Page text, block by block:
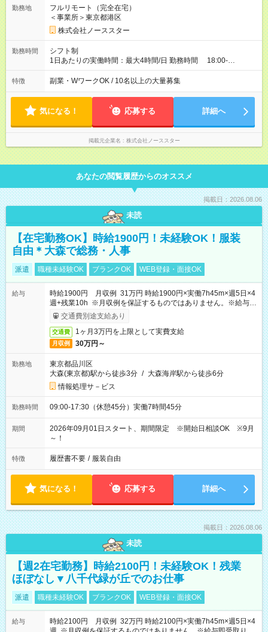
勤務地
フルリモート（完全在宅）
＜事業所＞東京都港区
株式会社ノーススター
勤務時間
シフト制
1日あたりの実働時間：最大4時間/日 勤務時間 18:00-
22:00（固定） 週3日以上
特徴 副業・WワークOK / 10名以上の大量募集
気になる！ 応募する 詳細へ
掲載元企業名 株式会社ノーススター
あなたの閲覧履歴からのオススメ
掲載日：2026.08.06
未読
【在宅勤務OK】時給1900円！未経験OK！服装
自由＊大森で総務・人事
派遣 職種未経験OK ブランクOK WEB登録・面接OK
給与
時給1900円 月収例 31万円 時給1900円×実働7h45m×週5日×4
週+残業10h ※月収例を保証するものではありません。※給与即
受取りサービス利用可（利用条件有）
交通費別途支給あり
交通費 1ヶ月3万円を上限として実費支給
月収例 30万円～
勤務地
東京都品川区
大森(東京都)駅から徒歩3分 / 大森海岸駅から徒歩6分
情報処理サ－ビス
勤務時間 09:00-17:30（休憩45分）実働7時間45分
期間
2026年09月01日スタート、期間限定 ※開始日相談OK ※9月
～！
特徴 履歴書不要 / 服装自由
気になる！ 応募する 詳細へ
掲載日：2026.08.06
未読
【週2在宅勤務】時給2100円！未経験OK！残業
ほぼなし▼八千代緑が丘でのお仕事
派遣 職種未経験OK ブランクOK WEB登録・面接OK
給与
時給2100円 月収例 32万円 時給2100円×実働7h45m×週5日×4